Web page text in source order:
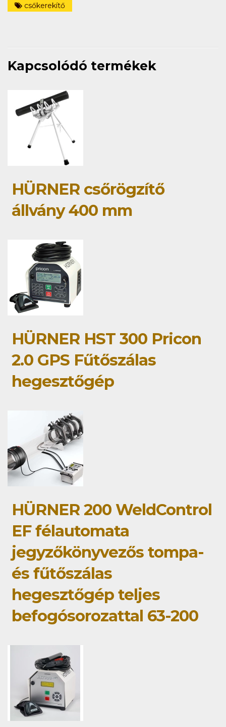
csőkerekítő
Kapcsolódó termékek
HÜRNER csőrögzítő
állvány 400 mm
HÜRNER HST 300 Pricon
2.0 GPS Fűtőszálas
hegesztőgép
HÜRNER 200 WeldControl
EF félautomata
jegyzőkönyvezős tompa-
és fűtőszálas
hegesztőgép teljes
befogósorozattal 63-200